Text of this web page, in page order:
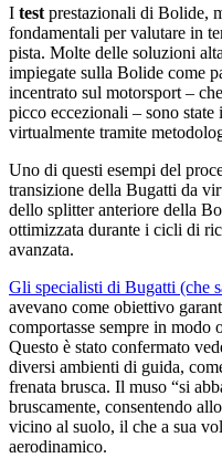
I testprestazionali di Bolide,
fondamentali per valutare in
pista. Molte delle soluzioni
impiegate sulla Bolide come
incentrato sul motorsport –
picco eccezionali – sono state
virtualmente tramite
Uno di questi esempi del
transizione della Bugatti da
dello splitter anteriore della
ottimizzata durante i cicli di
avanzata.
Gli specialisti di Bugatti (che
avevano come obiettivo
comportasse sempre in
Questo è stato confermato
diversi ambienti di guida,
frenata brusca. Il muso “si
bruscamente, consentendo
vicino al suolo, il che a sua
aerodinamico.